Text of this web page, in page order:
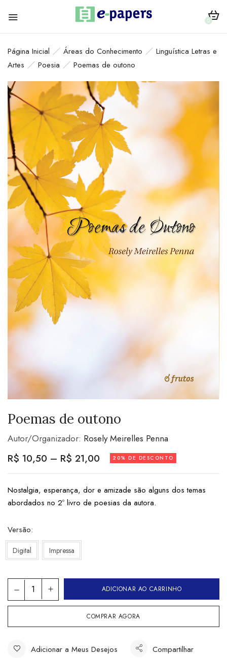
0
Página Inicial Áreas do Conhecimento
Linguística Letras e
Artes
Poesia Poemas de outono
Poemas de outono
Autor/Organizador: Rosely Meirelles Penna
R$ 10,50 – R$ 21,00 20% DE DESCONTO
Nostalgia, esperança, dor e amizade são alguns dos temas
abordados no 2º livro de poesias da autora.
Versão
Digital Impressa
ADICIONAR AO CARRINHO
COMPRAR AGORA
Adicionar a Meus Desejos Compartilhar